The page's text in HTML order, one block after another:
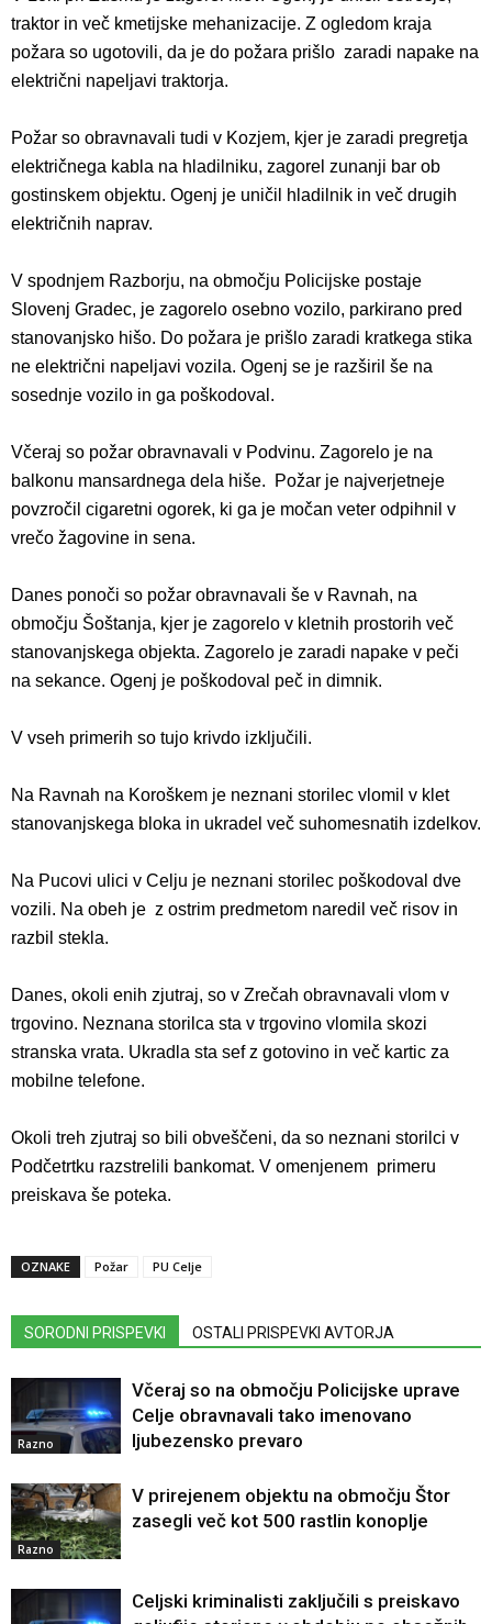
traktor in več kmetijske mehanizacije. Z ogledom kraja
požara so ugotovili, da je do požara prišlo zaradi napake na
električni napeljavi traktorja.
Požar so obravnavali tudi v Kozjem, kjer je zaradi pregretja
električnega kabla na hladilniku, zagorel zunanji bar ob
gostinskem objektu. Ogenj je uničil hladilnik in več drugih
električnih naprav.
V spodnjem Razborju, na območju Policijske postaje
Slovenj Gradec, je zagorelo osebno vozilo, parkirano pred
stanovanjsko hišo. Do požara je prišlo zaradi kratkega stika
ne električni napeljavi vozila. Ogenj se je razširil še na
sosednje vozilo in ga poškodoval.
Včeraj so požar obravnavali v Podvinu. Zagorelo je na
balkonu mansardnega dela hiše. Požar je najverjetneje
povzročil cigaretni ogorek, ki ga je močan veter odpihnil v
vrečo žagovine in sena.
Danes ponoči so požar obravnavali še v Ravnah, na
območju Šoštanja, kjer je zagorelo v kletnih prostorih več
stanovanjskega objekta. Zagorelo je zaradi napake v peči
na sekance. Ogenj je poškodoval peč in dimnik.
V vseh primerih so tujo krivdo izključili.
Na Ravnah na Koroškem je neznani storilec vlomil v klet
stanovanjskega bloka in ukradel več suhomesnatih izdelkov.
Na Pucovi ulici v Celju je neznani storilec poškodoval dve
vozili. Na obeh je z ostrim predmetom naredil več risov in
razbil stekla.
Danes, okoli enih zjutraj, so v Zrečah obravnavali vlom v
trgovino. Neznana storilca sta v trgovino vlomila skozi
stranska vrata. Ukradla sta sef z gotovino in več kartic za
mobilne telefone.
Okoli treh zjutraj so bili obveščeni, da so neznani storilci v
Podčetrtku razstrelili bankomat. V omenjenem primeru
preiskava še poteka.
OZNAKE Požar PU Celje
SORODNI PRISPEVKI OSTALI PRISPEVKI AVTORJA
Razno
Včeraj so na območju Policijske uprave
Celje obravnavali tako imenovano
ljubezensko prevaro
Razno
V prirejenem objektu na območju Štor
zasegli več kot 500 rastlin konoplje
Celjski kriminalisti zaključili s preiskavo